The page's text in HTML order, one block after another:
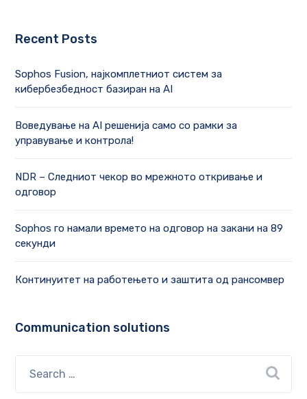
Recent Posts
Sophos Fusion, најкомплетниот систем за
кибербезбедност базиран на AI
Воведување на AI решенија само со рамки за
управување и контрола!
NDR – Следниот чекор во мрежното откривање и
одговор
Sophos го намали времето на одговор на закани на 89
секунди
Континуитет на работењето и заштита од рансомвер
Communication solutions